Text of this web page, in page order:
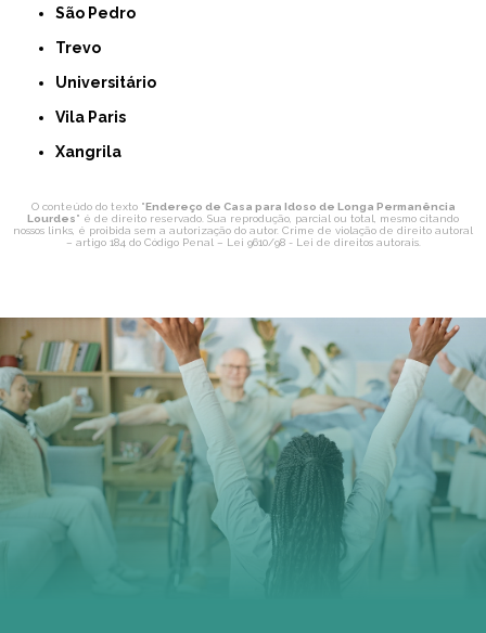
São Pedro
Trevo
Universitário
Vila Paris
Xangrila
O conteúdo do texto "Endereço de Casa para Idoso de Longa Permanência
Lourdes" é de direito reservado. Sua reprodução, parcial ou total, mesmo citando
nossos links, é proibida sem a autorização do autor. Crime de violação de direito autoral
– artigo 184 do Código Penal – Lei 9610/98 - Lei de direitos autorais.